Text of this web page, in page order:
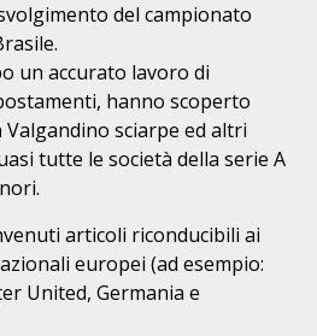
del campionato
un accurato lavoro di
hanno scoperto
sciarpe ed altri
tutte le società della serie A
articoli riconducibili ai
europei (ad esempio:
United, Germania e